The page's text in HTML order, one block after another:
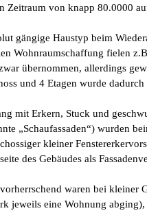
Zeitraum von knapp 80.0000
gängige Haustyp beim
Wohnraumschaffung fielen
übernommen, allerdings
und 4 Etagen wurde
mit Erkern, Stuck und
„Schaufassaden“) wurden
kleiner
des Gebäudes als
waren bei kleiner
jeweils eine Wohnung